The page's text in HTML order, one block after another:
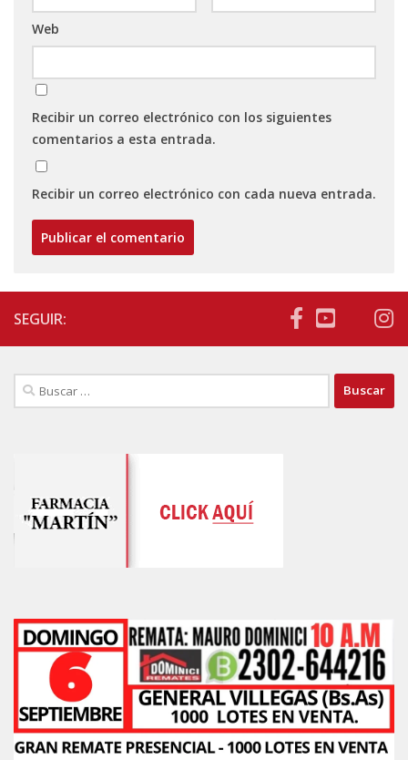
Web
Recibir un correo electrónico con los siguientes
comentarios a esta entrada.
Recibir un correo electrónico con cada nueva entrada.
SEGUIR:
Buscar: